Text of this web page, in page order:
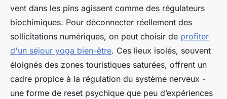
vent dans les pins agissent comme des régulateurs
biochimiques. Pour déconnecter réellement des
sollicitations numériques, on peut choisir de profiter
d'un séjour yoga bien-être. Ces lieux isolés, souvent
éloignés des zones touristiques saturées, offrent un
cadre propice à la régulation du système nerveux -
une forme de reset psychique que peu d’expériences